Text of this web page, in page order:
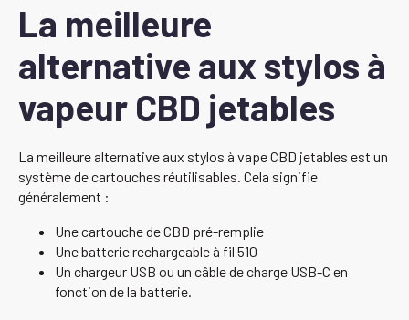
La meilleure
alternative aux stylos à
vapeur CBD jetables
La meilleure alternative aux stylos à vape CBD jetables est un
système de cartouches réutilisables. Cela signifie
généralement :
Une cartouche de CBD pré-remplie
Une batterie rechargeable à fil 510
Un chargeur USB ou un câble de charge USB-C en
fonction de la batterie.